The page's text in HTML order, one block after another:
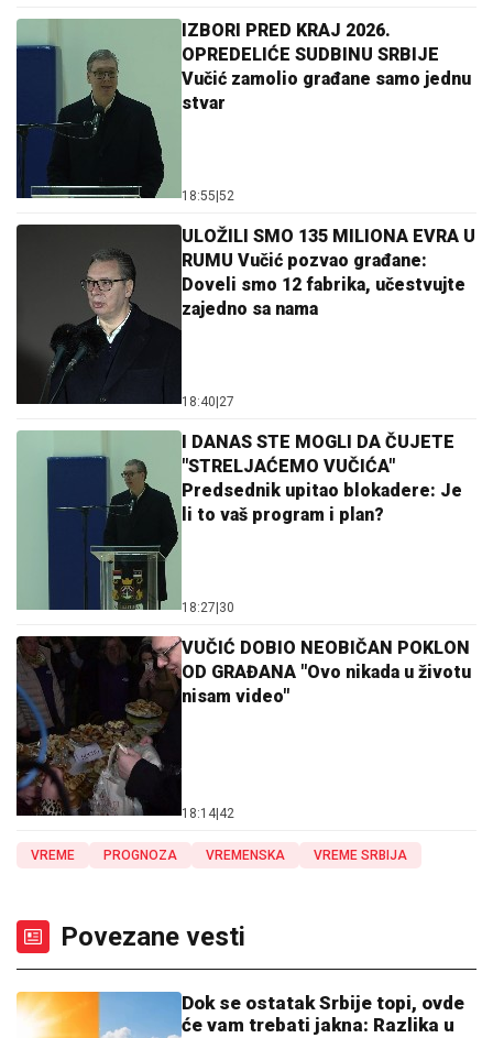
IZBORI PRED KRAJ 2026.
OPREDELIĆE SUDBINU SRBIJE
Vučić zamolio građane samo jednu
stvar
18:55 52
ULOŽILI SMO 135 MILIONA EVRA U
RUMU Vučić pozvao građane:
Doveli smo 12 fabrika, učestvujte
zajedno sa nama
18:40 27
I DANAS STE MOGLI DA ČUJETE
"STRELJAĆEMO VUČIĆA"
Predsednik upitao blokadere: Je
li to vaš program i plan?
18:27 30
VUČIĆ DOBIO NEOBIČAN POKLON
OD GRAĐANA "Ovo nikada u životu
nisam video"
18:14 42
VREME PROGNOZA VREMENSKA VREME SRBIJA
Povezane vesti
Dok se ostatak Srbije topi, ovde
će vam trebati jakna: Razlika u